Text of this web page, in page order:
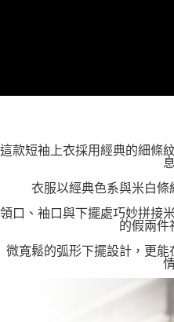
這款短袖上衣採用經典的細條
衣服以經典色系與米白條
領口、袖口與下擺處巧妙拼接
的假兩件
微寬鬆的弧形下擺設計，更